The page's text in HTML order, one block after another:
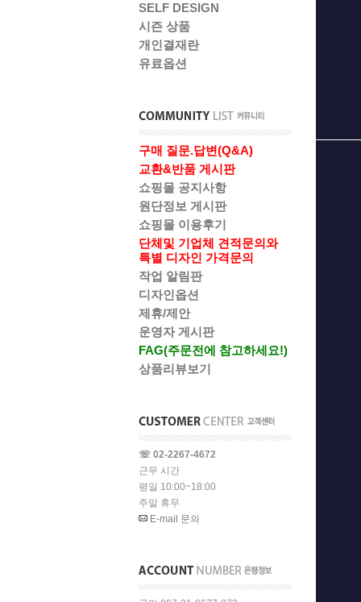
SELF DESIGN
시즌 상품
개인결재란
유료옵션
구매 질문.답변(Q&A)
교환&반품 게시판
쇼핑몰 공지사항
원단정보 게시판
쇼핑몰 이용후기
단체및 기업체 견적문의와
특별 디자인 가격문의
작업 알림판
디자인옵션
제휴/제안
운영자 게시판
FAG(주문전에 참고하세요!)
상품리뷰보기
☏ 02-2267-4672
근무 시간
평일 10:00~18:00
주말 휴무
E-mail 문의